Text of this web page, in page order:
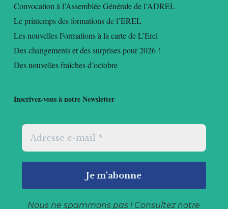
Convocation à l’Assemblée Générale de l’ADREL
Le printemps des formations de l’EREL
Les nouvelles Formations à la carte de L’Erel
Des changements et des surprises pour 2026 !
Des nouvelles fraîches d’octobre
Inscrivez-vous à notre Newsletter
Nous ne spammons pas ! Consultez notre